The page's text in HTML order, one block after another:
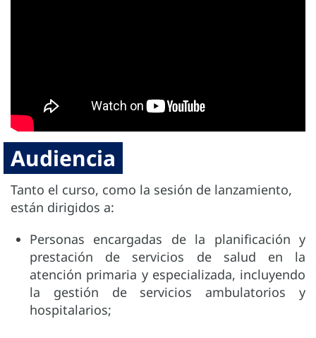
Audiencia
Tanto el curso, como la sesión de lanzamiento,
están dirigidos a:
Personas encargadas de la planificación y
prestación de servicios de salud en la
atención primaria y especializada, incluyendo
la gestión de servicios ambulatorios y
hospitalarios;